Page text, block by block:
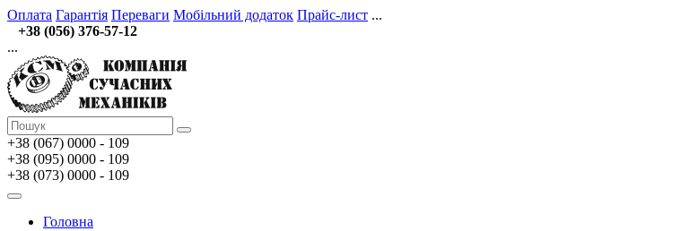
Оплата Гарантія Переваги Мобільний додаток Прайс-лист ...
+38 (056) 376-57-12
...
+38 (067) 0000 - 109
+38 (095) 0000 - 109
+38 (073) 0000 - 109
Головна